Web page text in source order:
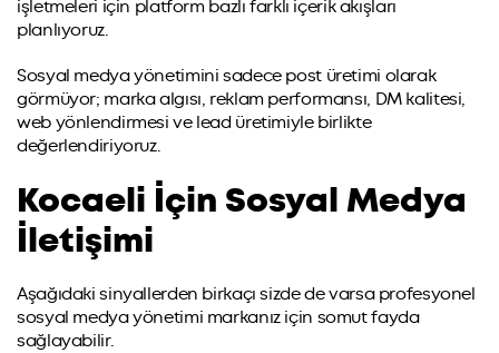
işletmeleri için platform bazlı farklı içerik akışları
planlıyoruz.
Sosyal medya yönetimini sadece post üretimi olarak
görmüyor; marka algısı, reklam performansı, DM kalitesi,
web yönlendirmesi ve lead üretimiyle birlikte
değerlendiriyoruz.
Kocaeli İçin Sosyal Medya
İletişimi
Aşağıdaki sinyallerden birkaçı sizde de varsa profesyonel
sosyal medya yönetimi markanız için somut fayda
sağlayabilir.